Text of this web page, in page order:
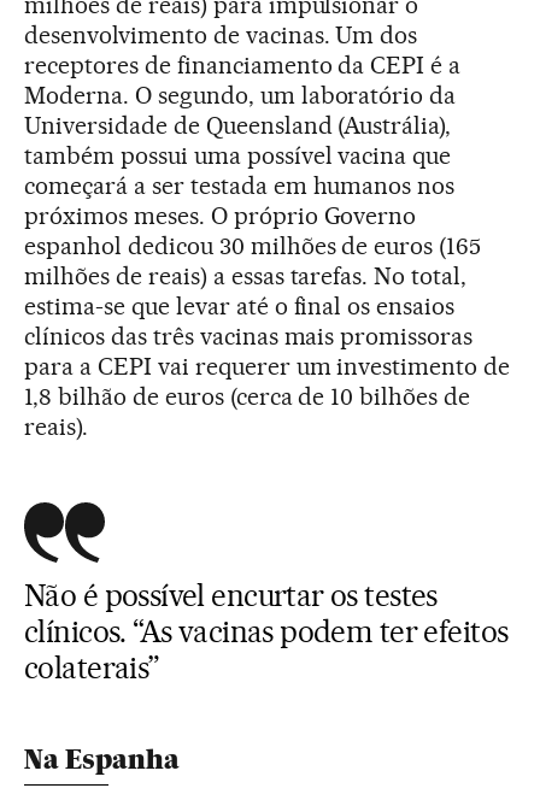
desenvolvimento de vacinas. Um dos
receptores de financiamento da CEPI é a
Moderna. O segundo, um laboratório da
Universidade de Queensland (Austrália),
também possui uma possível vacina que
começará a ser testada em humanos nos
próximos meses. O próprio Governo
espanhol dedicou 30 milhões de euros (165
milhões de reais) a essas tarefas. No total,
estima-se que levar até o final os ensaios
clínicos das três vacinas mais promissoras
para a CEPI vai requerer um investimento de
1,8 bilhão de euros (cerca de 10 bilhões de
reais).
Não é possível encurtar os testes
clínicos. “As vacinas podem ter efeitos
colaterais”
Na Espanha